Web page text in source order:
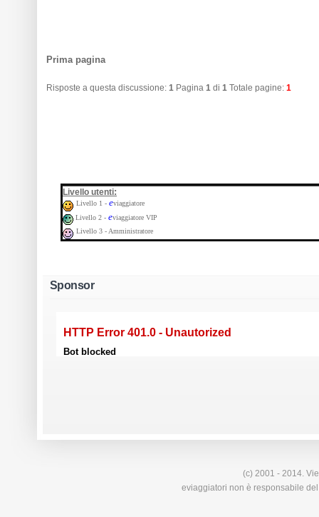
Prima pagina
Risposte a questa discussione: 1 Pagina 1 di 1 Totale pagine: 1
Livello utenti:
Livello 1 - eviaggiatore
Livello 2 - eviaggiatore VIP
Livello 3 - Amministratore
Sponsor
(c) 2001 - 2014.
eviaggiatori non è responsabile